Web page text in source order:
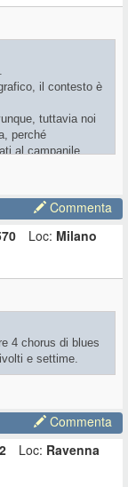
il contesto è
tuttavia noi
perché
al campanile
le varie
squadre, etc etc)
momento, con il
cacce alle
contesto molto più
Commenta
Loc: Milano
4 chorus di blues
e settime.
Commenta
Loc: Ravenna